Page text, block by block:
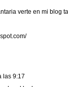
verte en mi blog
las 9:17